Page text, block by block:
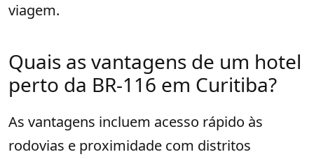
viagem.
Quais as vantagens de um hotel
perto da BR-116 em Curitiba?
As vantagens incluem acesso rápido às
rodovias e proximidade com distritos